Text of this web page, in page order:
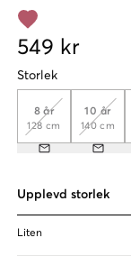
549 kr
Storlek
8 år
128 cm
10 år
140 cm
Upplevd storlek
Liten